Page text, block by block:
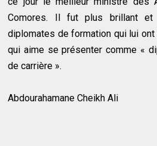
Comores. Il fut plus brillant
diplomates de formation qui lui
qui aime se présenter comme «
de carrière ».
Abdourahamane Cheikh Ali